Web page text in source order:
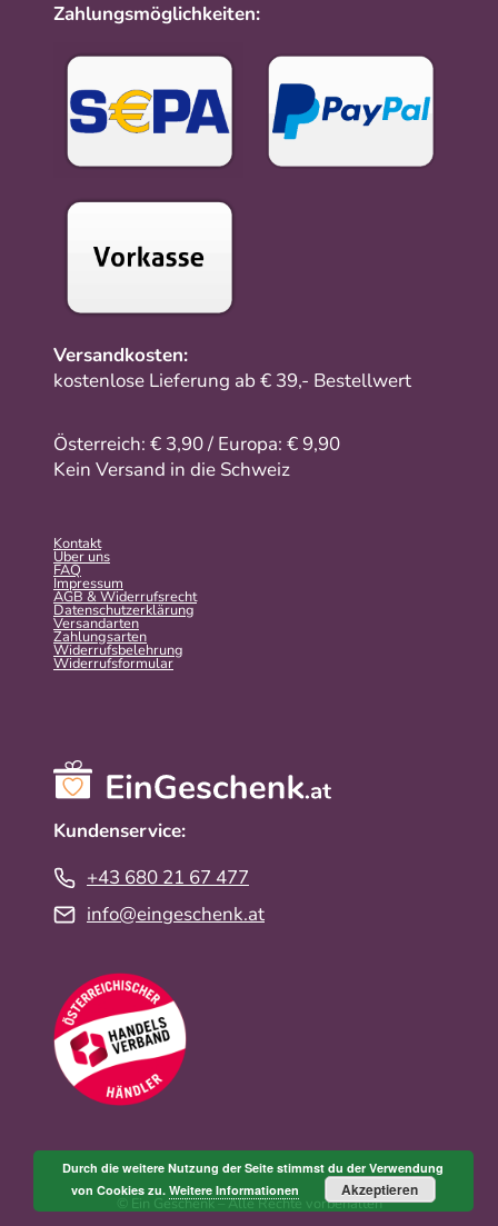
Zahlungsmöglichkeiten:
Versandkosten:
kostenlose Lieferung ab € 39,- Bestellwert
Österreich: € 3,90 / Europa: € 9,90
Kein Versand in die Schweiz
Kontakt
Über uns
FAQ
Impressum
AGB & Widerrufsrecht
Datenschutzerklärung
Versandarten
Zahlungsarten
Widerrufsbelehrung
Widerrufs­formular
Kundenservice:
+43 680 21 67 477
info@eingeschenk.at
© Ein Geschenk – Alle Rechte vorbehalten
Durch die weitere Nutzung der Seite stimmst du der Verwendung
von Cookies zu. Weitere Informationen Akzeptieren